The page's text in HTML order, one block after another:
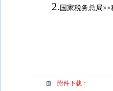
2. 国家税务总局
国
附件下载：